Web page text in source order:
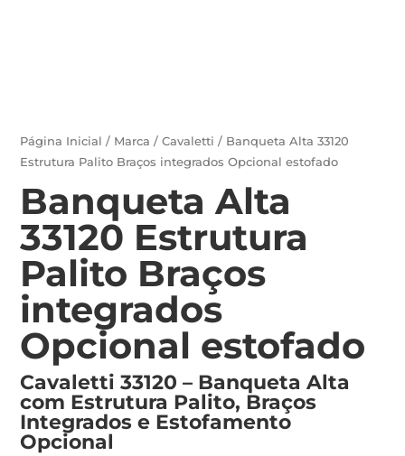
Página Inicial / Marca /Cavaletti / Banqueta Alta 33120
Estrutura Palito Braços integrados Opcional estofado
Banqueta Alta
33120 Estrutura
Palito Braços
integrados
Opcional estofado
Cavaletti 33120 – Banqueta Alta
com Estrutura Palito, Braços
Integrados e Estofamento
Opcional